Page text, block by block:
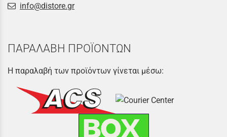
info@distore.gr
ΠΑΡΑΛΑΒΗ ΠΡΟΪΟΝΤΩΝ
Η παραλαβή των προϊόντων γίνεται μέσω: